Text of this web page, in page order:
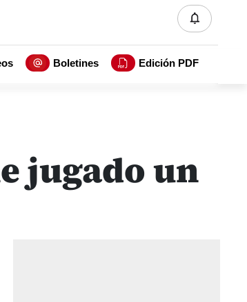
Boletines Edición PDF
jugado un